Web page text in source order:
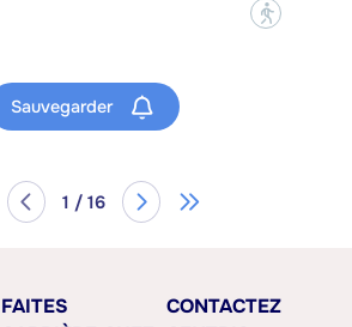
?
Sauvegarder
1 / 16
FAITES
CONTACTEZ